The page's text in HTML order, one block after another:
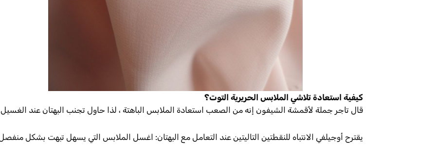
كيفية استعادة تلاشي الملابس الحريرية التوت؟
قال تاجر جملة لأقمشة الشيفون إنه من الصعب استعادة الملابس الباهتة ، لذا حاول تجنب البهتان عند
يقترح أوجيلفي الانتباه للنقطتين التاليتين عند التعامل مع البهتان: اغسل الملابس التي يسهل تبهت بشكل